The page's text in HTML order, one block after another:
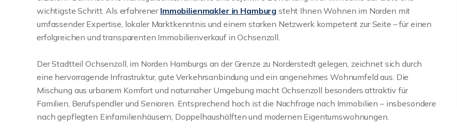
wichtigste Schritt. Als erfahrener Immobilienmakler in Hamburg steht Ihnen Wohnen im Norden mit
umfassender Expertise, lokaler Marktkenntnis und einem starken Netzwerk kompetent zur Seite – für einen
erfolgreichen und transparenten Immobilienverkauf in Ochsenzoll.
Der Stadtteil Ochsenzoll, im Norden Hamburgs an der Grenze zu Norderstedt gelegen, zeichnet sich durch
eine hervorragende Infrastruktur, gute Verkehrsanbindung und ein angenehmes Wohnumfeld aus. Die
Mischung aus urbanem Komfort und naturnaher Umgebung macht Ochsenzoll besonders attraktiv für
Familien, Berufspendler und Senioren. Entsprechend hoch ist die Nachfrage nach Immobilien – insbesondere
nach gepflegten Einfamilienhäusern, Doppelhaushälften und modernen Eigentumswohnungen.